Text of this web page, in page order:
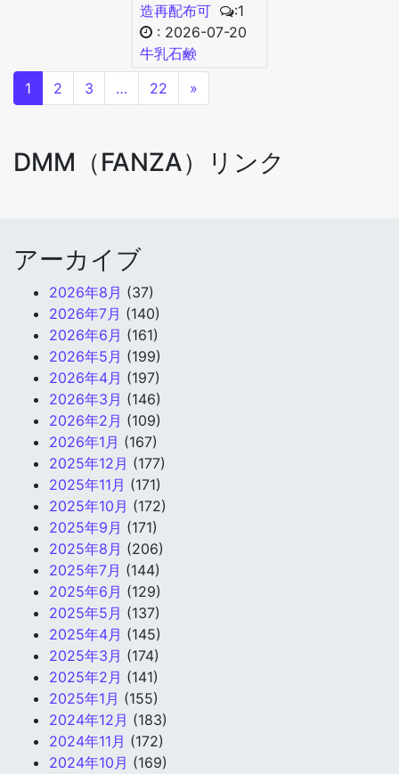
造再配布可
:1
: 2026-07-20
牛乳石鹸
1
2 3 … 22 »
DMM（FANZA）リンク
アーカイブ
2026年8月 (37)
2026年7月 (140)
2026年6月 (161)
2026年5月 (199)
2026年4月 (197)
2026年3月 (146)
2026年2月 (109)
2026年1月 (167)
2025年12月 (177)
2025年11月 (171)
2025年10月 (172)
2025年9月 (171)
2025年8月 (206)
2025年7月 (144)
2025年6月 (129)
2025年5月 (137)
2025年4月 (145)
2025年3月 (174)
2025年2月 (141)
2025年1月 (155)
2024年12月 (183)
2024年11月 (172)
2024年10月 (169)